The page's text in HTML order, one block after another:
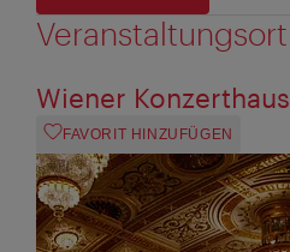
Veranstaltungsort
Wiener Konzerthaus
FAVORIT HINZUFÜGEN